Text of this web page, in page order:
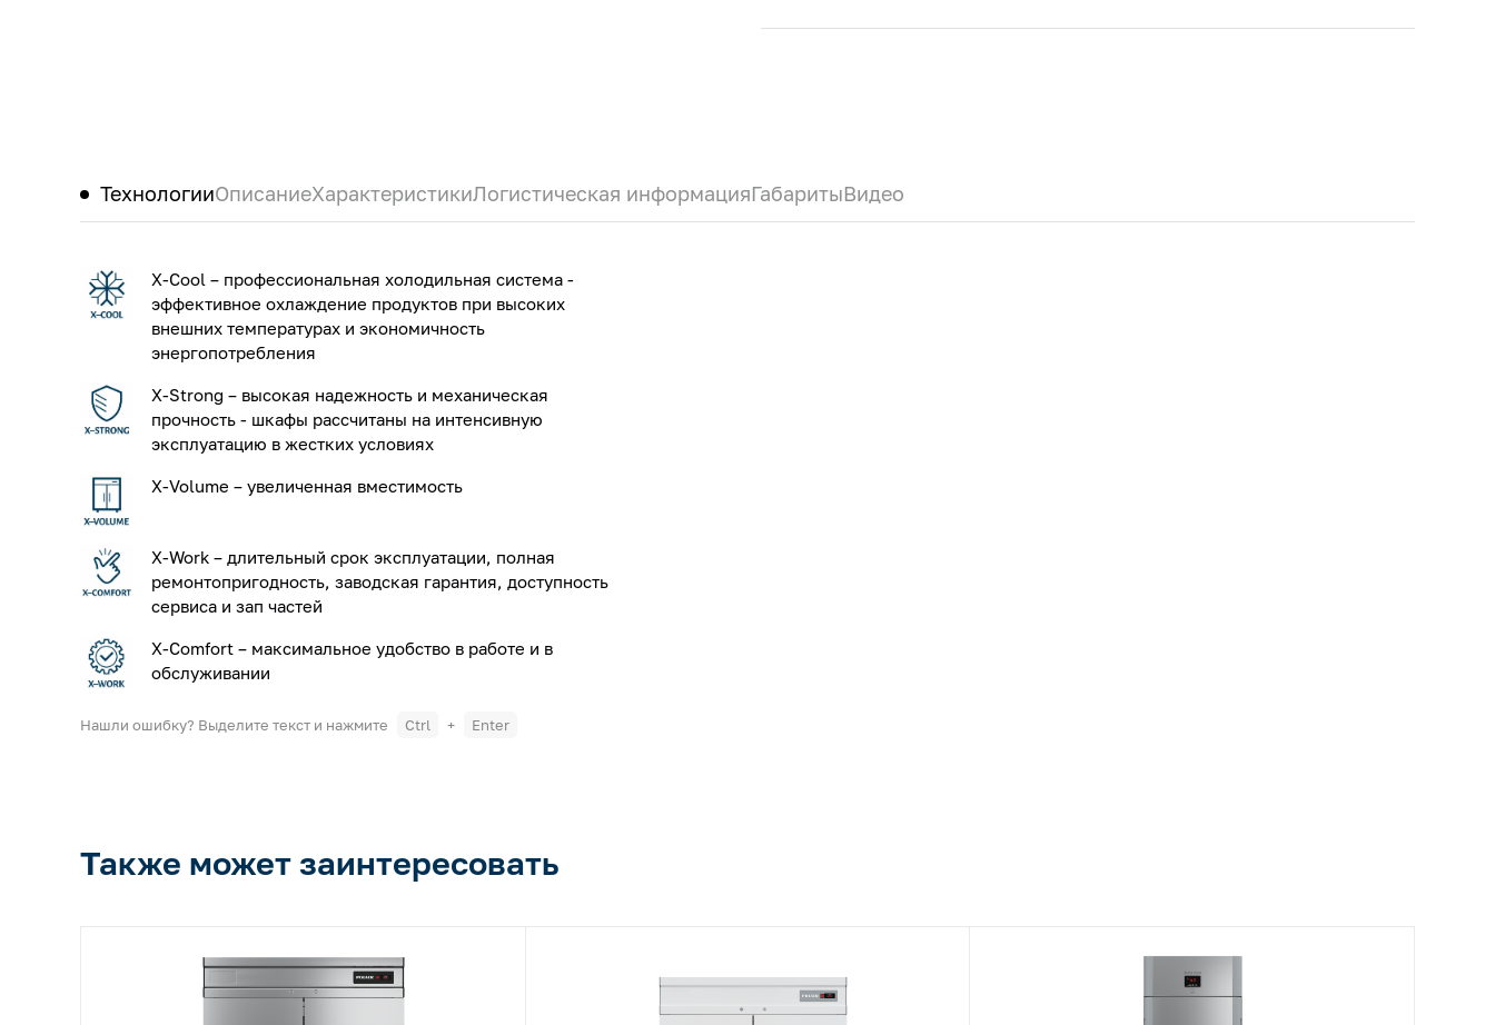
ТехнологииОписаниеХарактеристикиЛогистическая информацияГабаритыВидео
X-Cool – профессиональная холодильная система -
эффективное охлаждение продуктов при высоких
внешних температурах и экономичность
энергопотребления
X-Strong – высокая надежность и механическая
прочность - шкафы рассчитаны на интенсивную
эксплуатацию в жестких условиях
X-Volume – увеличенная вместимость
X-Work – длительный срок эксплуатации, полная
ремонтопригодность, заводская гарантия, доступность
сервиса и зап частей
X-Comfort – максимальное удобство в работе и в
обслуживании
Нашли ошибку? Выделите текст и нажмите Ctrl + Enter
Также может заинтересовать